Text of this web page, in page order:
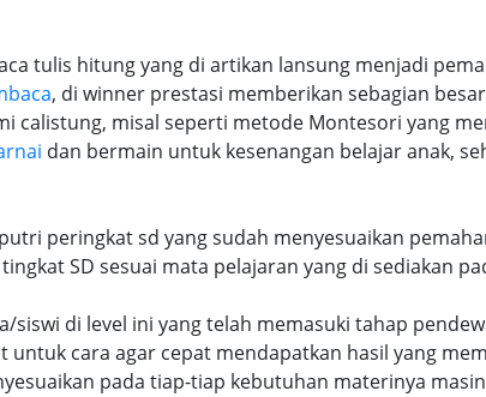
tulis hitung yang di artikan lansung menjadi
, di winner prestasi memberikan sebagian
calistung, misal seperti metode Montesori yang
dan bermain untuk kesenangan belajar anak,
peringkat sd yang sudah menyesuaikan
SD sesuai mata pelajaran yang di sediakan
siswi di level ini yang telah memasuki tahap
untuk cara agar cepat mendapatkan hasil yang
pada tiap-tiap kebutuhan materinya